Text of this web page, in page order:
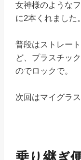
女神様のような
に2本くれました。
普段はストレー
ど、プラスチッ
のでロックで。
次回はマイグラ